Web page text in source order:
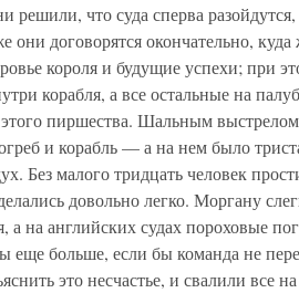
решили, что суда сперва
они договорятся окончательно,
короля и будущие успехи; при
корабля, а все остальные на
пиршества. Шальным
и корабль — а на нем было
Без малого тридцать человек
довольно легко. Моргану
а на английских судах пороховые
еще больше, если бы команда не
это несчастье, и свалили все